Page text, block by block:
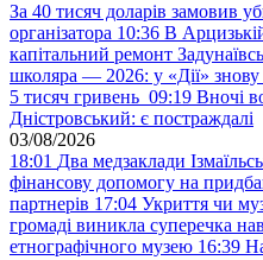
За 40 тисяч доларів замовив
організатора 10:36 В
капітальний ремонт
школяра — 2026: у «Дії»
5 тисяч гривень 09:19 Вночі
Дністровський: є постраждалі
03/08/2026
18:01 Два медзаклади
фінансову допомогу на
партнерів 17:04 Укриття чи
громаді виникла суперечка
етнографічного музею 16:39